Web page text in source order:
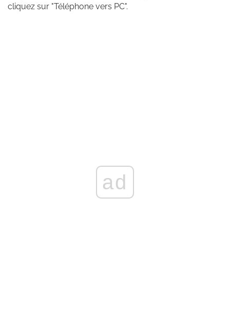
cliquez sur "Téléphone vers PC".
ad